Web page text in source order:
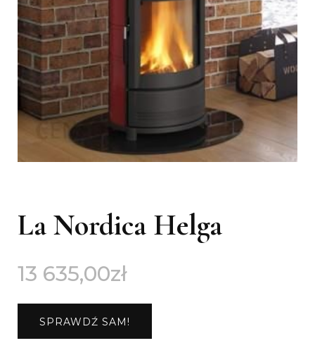
La Nordica Helga
13 635,00zł
SPRAWDŹ SAM!